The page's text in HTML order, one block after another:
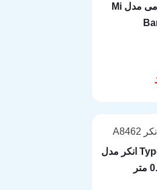
مچ بند هوشمند شیائومی مدل Mi
فنی محصول
کابل شارژر و تبدیل Type C انکر مدل